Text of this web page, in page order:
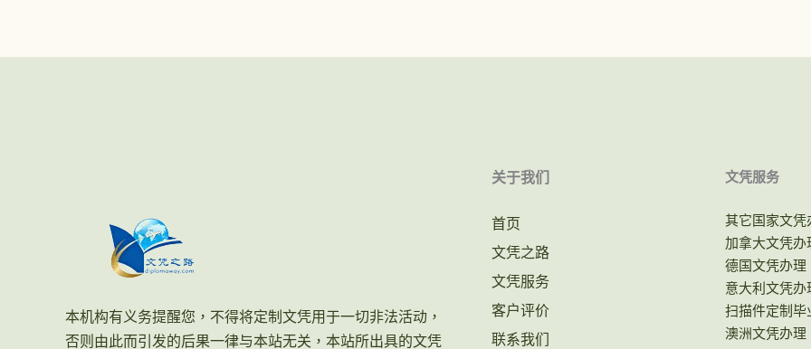
本机构有义务提醒您，不得将定制文凭用于一切非法活动，
否则由此而引发的后果一律与本站无关，本站所出具的文凭
关于我们
首页
文凭之路
文凭服务
客户评价
联系我们
文凭服务
其它国家文凭
加拿大文凭办
德国文凭办理
意大利文凭办
扫描件定制毕
澳洲文凭办理